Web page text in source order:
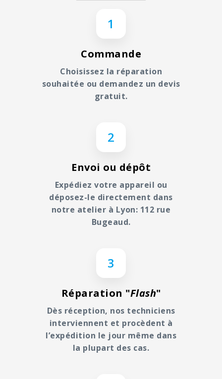
1
Commande
Choisissez la réparation
souhaitée ou demandez un devis
gratuit.
2
Envoi ou dépôt
Expédiez votre appareil ou
déposez-le directement dans
notre atelier à Lyon: 112 rue
Bugeaud.
3
Réparation "Flash"
Dès réception, nos techniciens
interviennent et procèdent à
l’expédition le jour même dans
la plupart des cas.